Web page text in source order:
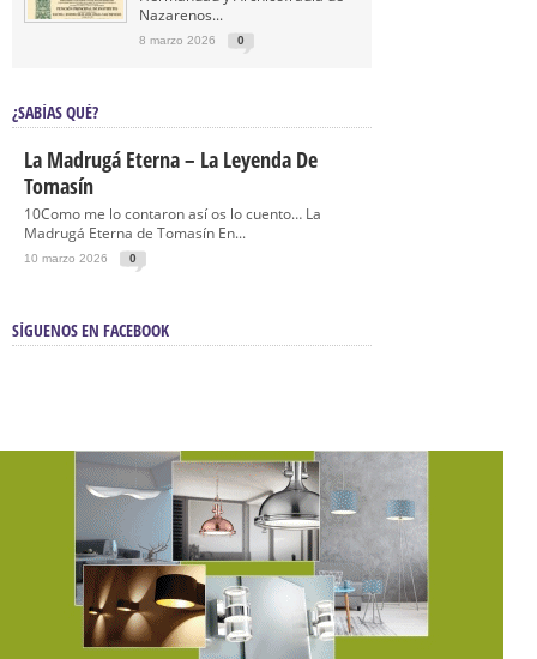
Nazarenos...
8 marzo 2026 0
¿SABÍAS QUÉ?
La Madrugá Eterna – La Leyenda De
Tomasín
10Como me lo contaron así os lo cuento… La
Madrugá Eterna de Tomasín En...
10 marzo 2026 0
SÍGUENOS EN FACEBOOK